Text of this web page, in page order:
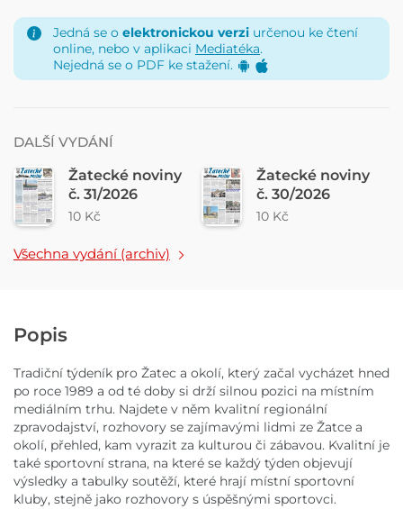
Jedná se o elektronickou verzi určenou ke čtení
online, nebo v aplikaci Mediatéka.
Nejedná se o PDF ke stažení.
DALŠÍ VYDÁNÍ
Žatecké noviny
č. 31/2026
10 Kč
Žatecké noviny
č. 30/2026
10 Kč
Všechna vydání (archiv)
Popis
Tradiční týdeník pro Žatec a okolí, který začal vycházet hned
po roce 1989 a od té doby si drží silnou pozici na místním
mediálním trhu. Najdete v něm kvalitní regionální
zpravodajství, rozhovory se zajímavými lidmi ze Žatce a
okolí, přehled, kam vyrazit za kulturou či zábavou. Kvalitní je
také sportovní strana, na které se každý týden objevují
výsledky a tabulky soutěží, které hrají místní sportovní
kluby, stejně jako rozhovory s úspěšnými sportovci.